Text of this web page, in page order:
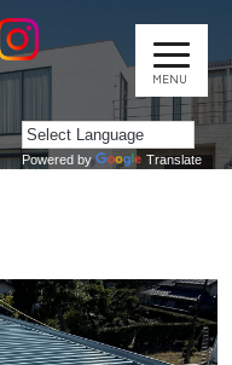
MENU
Powered by Translate